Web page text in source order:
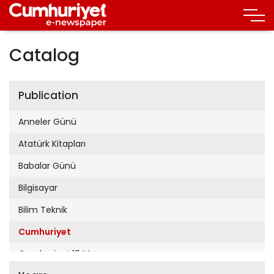
Catalog
Publication
Anneler Günü
Atatürk Kitapları
Babalar Günü
Bilgisayar
Bilim Teknik
Cumhuriyet
Cumhuriyet 19 Mayıs